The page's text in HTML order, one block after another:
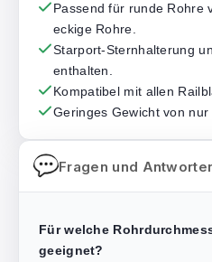
Passend für runde Rohre
eckige Rohre.
Starport-Sternhalterung
enthalten.
Kompatibel mit allen
Geringes Gewicht von nur
Fragen und
Für welche
geeignet?